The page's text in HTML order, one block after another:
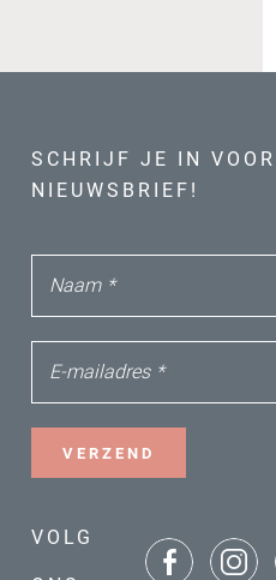
SCHRIJF JE IN
NIEUWSBRIEF!
Naam *
E-mailadres *
VERZEND
VOLG